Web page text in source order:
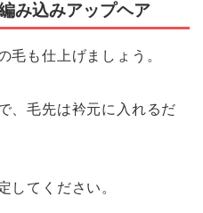
み込みアップヘア
毛も仕上げましょう。
、毛先は衿元に入れるだ
してください。